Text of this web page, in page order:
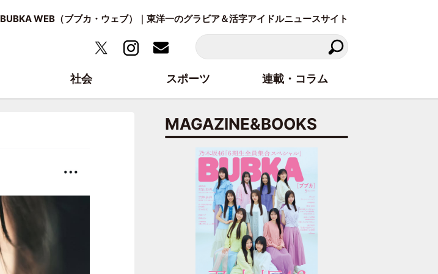
BUBKA WEB（ブブカ・ウェブ）｜東洋一のグラビア＆活字アイドルニュースサイト
MAGAZINE&BOOKS
社会 スポーツ 連載・コラム